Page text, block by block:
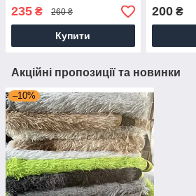
235 ₴ 260 ₴
Купити
200₴
Акційні пропозиції та новинки
–10%